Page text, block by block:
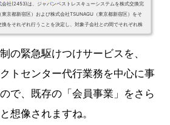
会社(2453)は、ジャパンベストレスキューシステムを株式交換完
京都新宿区）および株式会社TSUNAGU（東京都新宿区）をそ
をそれぞれ行うことを決定し、対象子会社との間でそれぞれ株
ストレスキューシステムは、アクトコールとTSUNAGUの親会
の緊急駆けつけサービスを、
トセンター代行業務を中心に事
で、既存の「会員事業」をさら
想像されますね。